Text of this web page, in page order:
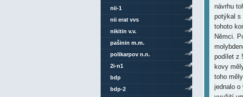
nii-1
nii erat vvs
nikitin v.v.
pašinin m.m.
polikarpov n.n.
2i-n1
bdp
bdp-2